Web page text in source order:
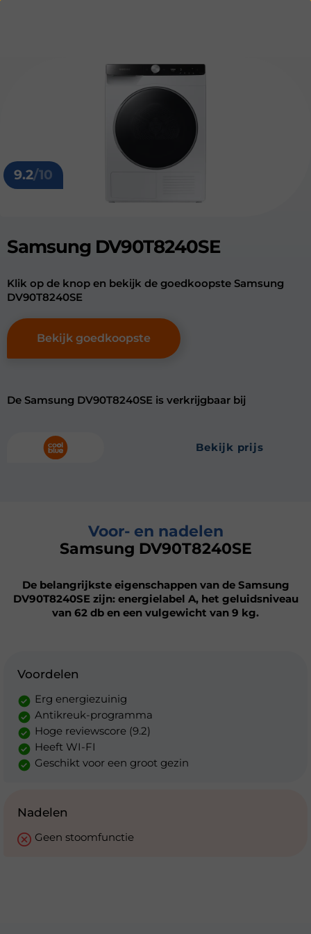
9.2/10
Samsung DV90T8240SE
Klik op de knop en bekijk de goedkoopste Samsung
DV90T8240SE
Bekijk goedkoopste
De Samsung DV90T8240SE is verkrijgbaar bij
bekijk prijs
Voor- en nadelen
Samsung DV90T8240SE
De belangrijkste eigenschappen van de Samsung
DV90T8240SE zijn: energielabel A, het geluidsniveau
van 62 db en een vulgewicht van 9 kg.
Voordelen
Erg energiezuinig
Antikreuk-programma
Hoge reviewscore (9.2)
Heeft WI-FI
Geschikt voor een groot gezin
Nadelen
Geen stoomfunctie